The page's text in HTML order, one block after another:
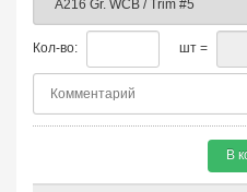
Кол-во: шт =
В